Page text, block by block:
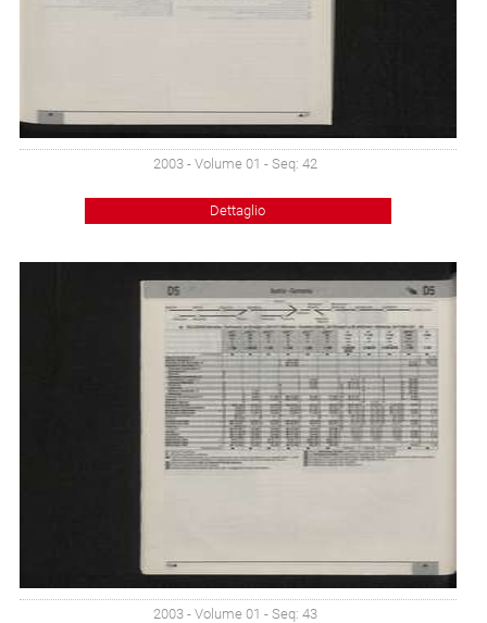
2003 - Volume 01 - Seq: 42
Dettaglio
2003 - Volume 01 - Seq: 43